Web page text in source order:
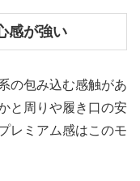
感が強い
の包み込む感触があ
と周りや履き口の安
レミアム感はこのモ